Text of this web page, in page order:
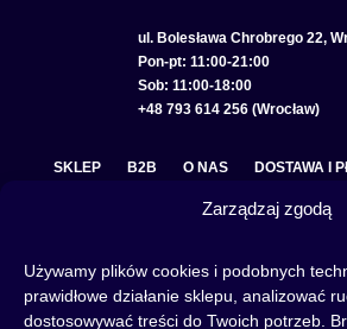
Zarządzaj zgodą
Używamy plików cookies i podobnych
prawidłowe działanie sklepu, analizować
dostosowywać treści do Twoich potrzeb.
ul. Bolesława Chrobrego 22,
Pon-pt: 11:00-21:00
Sob: 11:00-18:00
+48 793 614 256 (Wrocław)
SKLEP B2B O NAS DOSTAWA I
POLITYKA PRYWATNOŚCI